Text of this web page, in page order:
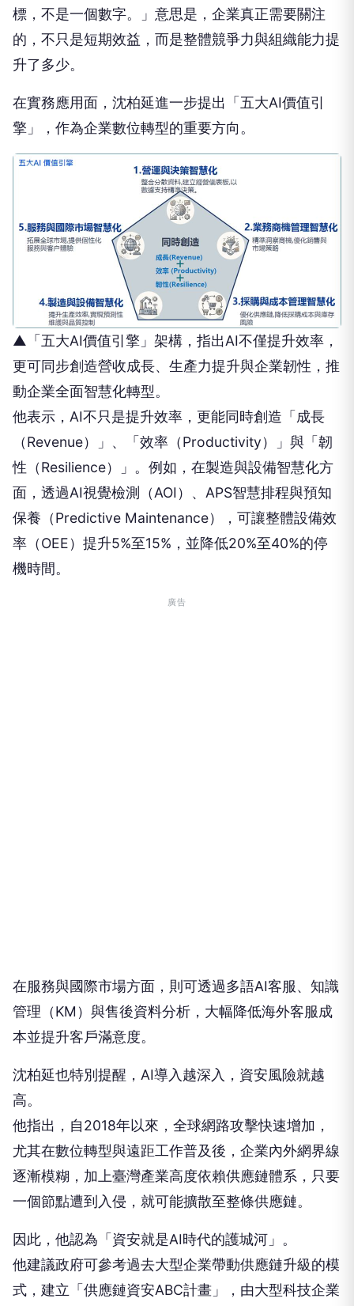
標，不是一個數字。」意思是，企業真正需要關注
的，不只是短期效益，而是整體競爭力與組織能力提
升了多少。
在實務應用面，沈柏延進一步提出「五大AI價值引
擎」，作為企業數位轉型的重要方向。
▲「五大AI價值引擎」架構，指出AI不僅提升效率，
更可同步創造營收成長、生產力提升與企業韌性，推
動企業全面智慧化轉型。
他表示，AI不只是提升效率，更能同時創造「成長
（Revenue）」、「效率（Productivity）」與「韌
性（Resilience）」。例如，在製造與設備智慧化方
面，透過AI視覺檢測（AOI）、APS智慧排程與預知
保養（Predictive Maintenance），可讓整體設備效
率（OEE）提升5%至15%，並降低20%至40%的停
機時間。
廣告
在服務與國際市場方面，則可透過多語AI客服、知識
管理（KM）與售後資料分析，大幅降低海外客服成
本並提升客戶滿意度。
沈柏延也特別提醒，AI導入越深入，資安風險就越
高。
他指出，自2018年以來，全球網路攻擊快速增加，
尤其在數位轉型與遠距工作普及後，企業內外網界線
逐漸模糊，加上臺灣產業高度依賴供應鏈體系，只要
一個節點遭到入侵，就可能擴散至整條供應鏈。
因此，他認為「資安就是AI時代的護城河」。
他建議政府可參考過去大型企業帶動供應鏈升級的模
式，建立「供應鏈資安ABC計畫」，由大型科技企業